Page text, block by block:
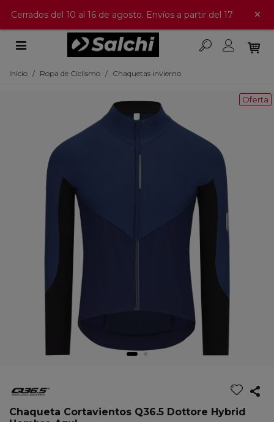
Cerrados del 10 al 16 de agosto. Envíos a partir del 17 ×
Inicio / Ropa de Ciclismo / Chaquetas invierno
Oferta
Chaqueta Cortavientos Q36.5 Dottore Hybrid